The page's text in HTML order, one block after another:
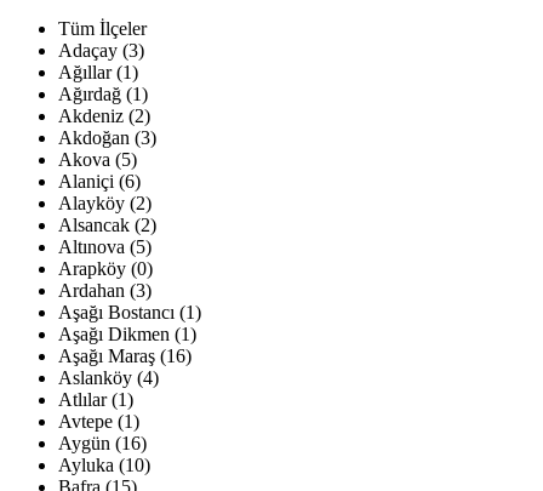
Tüm İlçeler
Adaçay (3)
Ağıllar (1)
Ağırdağ (1)
Akdeniz (2)
Akdoğan (3)
Akova (5)
Alaniçi (6)
Alayköy (2)
Alsancak (2)
Altınova (5)
Arapköy (0)
Ardahan (3)
Aşağı Bostancı (1)
Aşağı Dikmen (1)
Aşağı Maraş (16)
Aslanköy (4)
Atlılar (1)
Avtepe (1)
Aygün (16)
Ayluka (10)